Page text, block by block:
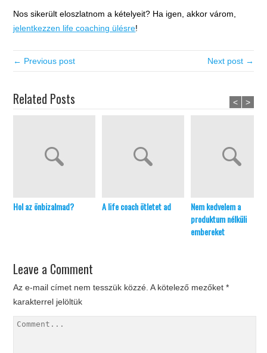
Nos sikerült eloszlatnom a kételyeit? Ha igen, akkor várom,
jelentkezzen life coaching ülésre!
← Previous post Next post →
Related Posts
Hol az önbizalmad? A life coach ötletet ad
Nem kedvelem a
produktum nélküli
embereket
< >
Leave a Comment
Az e-mail címet nem tesszük közzé. A kötelező mezőket*
karakterrel jelöltük